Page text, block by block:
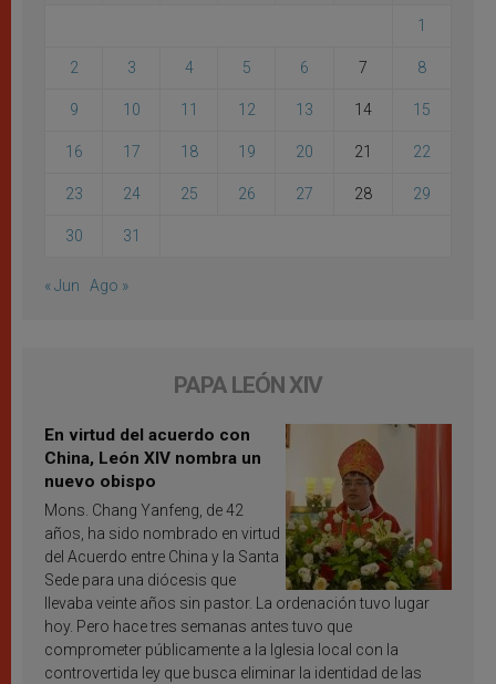
1
2 3 4 5 6 7 8
9 10 11 12 13 14 15
16 17 18 19 20 21 22
23 24 25 26 27 28 29
30 31
« Jun Ago »
PAPA LEÓN XIV
En virtud del acuerdo con
China, León XIV nombra un
nuevo obispo
Mons. Chang Yanfeng, de 42
años, ha sido nombrado en virtud
del Acuerdo entre China y la Santa
Sede para una diócesis que
llevaba veinte años sin pastor. La ordenación tuvo lugar
hoy. Pero hace tres semanas antes tuvo que
comprometer públicamente a la Iglesia local con la
controvertida ley que busca eliminar la identidad de las